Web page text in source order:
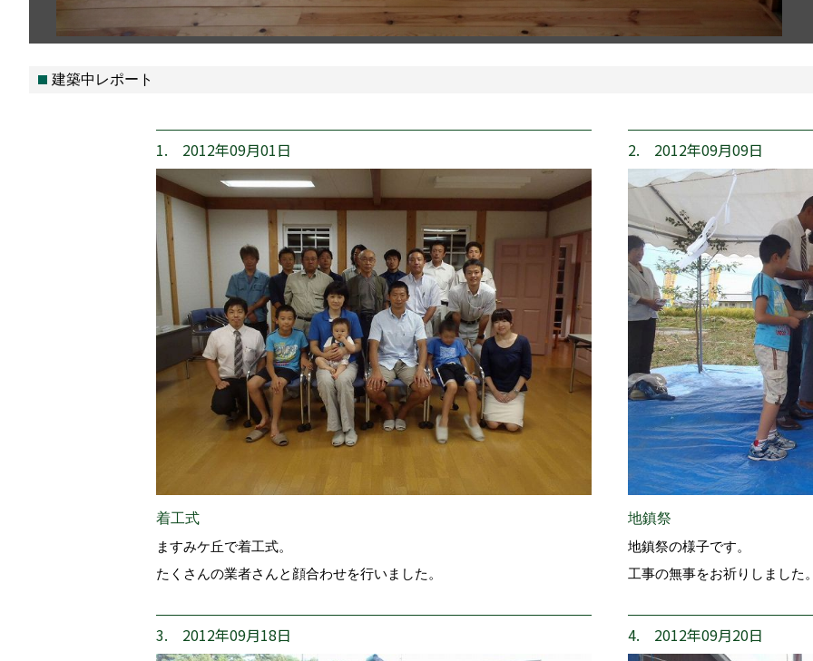
建築中レポート
1. 2012年09月01日
着工式
ますみケ丘で着工式。
たくさんの業者さんと顔合わせを行いました。
2. 2012年09月09日
地鎮祭
地鎮祭の様子です。
工事の無事をお祈りしました
3. 2012年09月18日 4. 2012年09月20日